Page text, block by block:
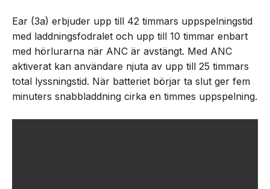
Ear (3a) erbjuder upp till 42 timmars uppspelningstid
med laddningsfodralet och upp till 10 timmar enbart
med hörlurarna när ANC är avstängt. Med ANC
aktiverat kan användare njuta av upp till 25 timmars
total lyssningstid. När batteriet börjar ta slut ger fem
minuters snabbladdning cirka en timmes uppspelning.